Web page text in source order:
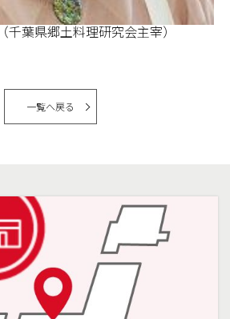
葉県郷土料理研究会主宰）
一覧へ戻る